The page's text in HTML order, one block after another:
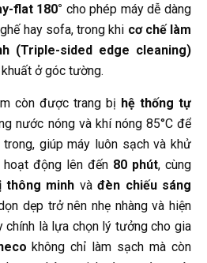
flat 180° cho phép máy dễ dàng
hay sofa, trong khi cơ chế làm
(Triple-sided edge cleaning)
ở góc tường.
còn được trang bị hệ thống tự
nước nóng và khí nóng 85°C để
giúp máy luôn sạch và khử
hoạt động lên đến 80 phút, cùng
thông minh vàđèn chiếu sáng
dẹp trở nên nhẹ nhàng và hiện
chính là lựa chọn lý tưởng cho gia
không chỉ làm sạch mà còn